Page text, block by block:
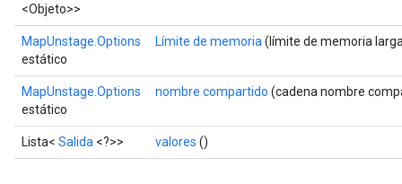
<Objeto>>
MapUnstage.Options
estático
Límite de memoria (límite de memoria
MapUnstage.Options
estático
nombre compartido (cadena nombre
Lista< Salida <?>> valores ()